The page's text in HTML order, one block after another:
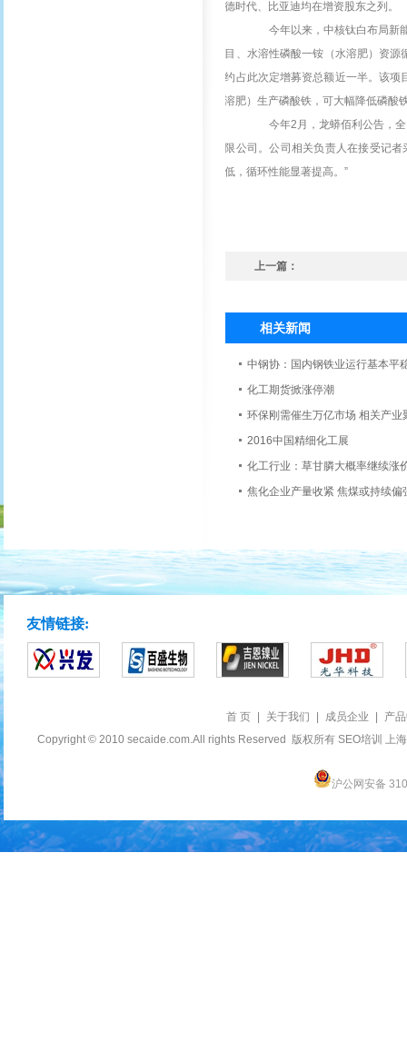
德时代、比亚迪均在增资股东之列。
今年以来，中核钛白布局新
目、水溶性磷酸一铵（水溶肥）资
约占此次定增募资总额近一半。该
溶肥）生产磷酸铁，可大幅降低磷酸
今年2月，龙蟒佰利公告，
限公司。公司相关负责人在接受记
低，循环性能显著提高。”
上一篇：
相关新闻
中钢协：国内钢铁业运行基本平
化工期货掀涨停潮
环保刚需催生万亿市场 相关产业
2016中国精细化工展
化工行业：草甘膦大概率继续涨
焦化企业产量收紧 焦煤或持续偏
友情链接:
首 页 关于我们 成员企业
产
Copyright © 2010 secaide.com.All rights Reserved 版权所有 SEO培训 上
沪公网安备